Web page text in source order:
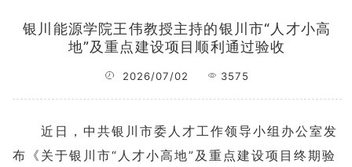
银川能源学院王伟教授主持的银川市“人才小高
地”及重点建设项目顺利通过验收
2026/07/02 3575
近日，中共银川市委人才工作领导小组办公室发
布《关于银川市“人才小高地”及重点建设项目终期验